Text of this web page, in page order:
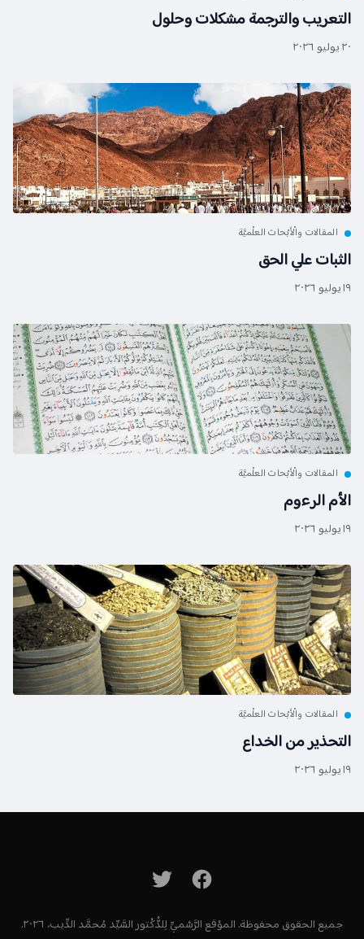
التعريب والترجمة مشكلات وحلول
٢٠ يوليو ٢٠٢٦
المقالات والْأبْحاث العلْميَّة
الثبات علي الحق
١٩ يوليو ٢٠٢٦
المقالات والْأبْحاث العلْميَّة
الأم الرءوم
١٩ يوليو ٢٠٢٦
المقالات والْأبْحاث العلْميَّة
التحذير من الخداع
١٩ يوليو ٢٠٢٦
جميع الحقوق محفوظة. الموْقع الرَّسْميِّ لِلدُّكْتور السَّيِّد مُحمَّد الدِّيب، ٢٠٢٦.